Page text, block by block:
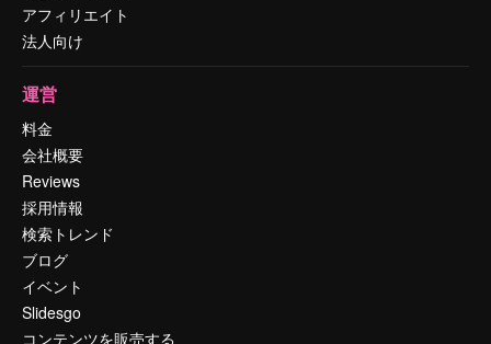
アフィリエイト
法人向け
運営
料金
会社概要
Reviews
採用情報
検索トレンド
ブログ
イベント
Slidesgo
コンテンツを販売する